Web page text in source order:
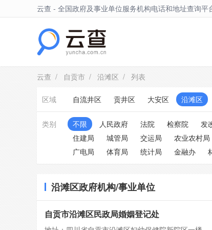
云查 - 全国政府及事业单位服务机构电话和地址查询平
云查/自贡市/沿滩区/ 列表
区域 自流井区 贡井区 大安区 沿滩区
类别 不限 人民政府 法院 检察院 发
住建局
城管局 交运局 农业农村局
广电局
体育局 统计局 金融办
沿滩区政府机构/事业单位
自贡市沿滩区民政局婚姻登记处